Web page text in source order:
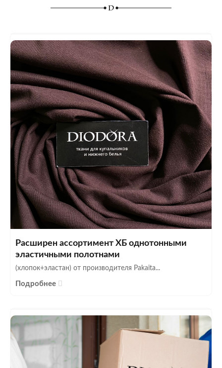
Расширен ассортимент ХБ однотонными
эластичными полотнами
(хлопок+эластан) от производителя Pakaita...
Подробнее